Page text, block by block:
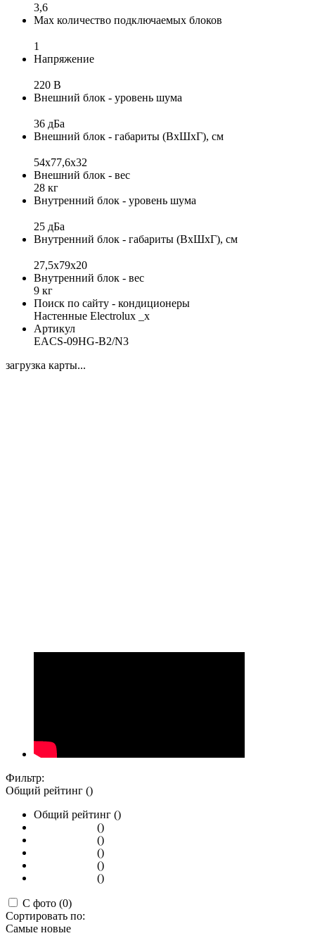
3,6
Max количество подключаемых блоков
1
Напряжение
220 В
Внешний блок - уровень шума
36 дБа
Внешний блок - габариты (ВхШхГ), см
54х77,6х32
Внешний блок - вес
28 кг
Внутренний блок - уровень шума
25 дБа
Внутренний блок - габариты (ВхШхГ), см
27,5х79х20
Внутренний блок - вес
9 кг
Поиск по сайту - кондиционеры
Настенные Electrolux _x
Артикул
EACS-09HG-B2/N3
загрузка карты...
Фильтр:
Общий рейтинг ()
Общий рейтинг ()
()
()
()
()
()
С фото (0)
Сортировать по:
Самые новые